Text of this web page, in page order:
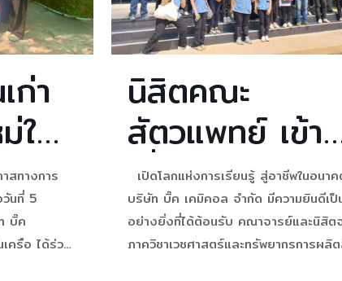
ก่า
ห้ผู้
ตา
สทางการ
วันที่ 5
บิ๊ค
ครือ ได้ร่วม
นิสิตคณะ
สัตวแพทย์ เข้า
เยี่ยมชมโรงงาน
บิ๊ค เคมิคอล
จำกัด
เปิดโลกแห่งการเรียนรู้ สู่อาชีพในอนา
บริษัท บิ๊ค เคมิคอล จำกัด มีความยินดีเป็
อย่างยิ่งที่ได้ต้อนรับ คณาจารย์และนิสิต
ภาควิชาเวชศาสตร์และทรัพยากรการผลิ